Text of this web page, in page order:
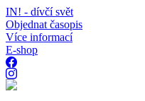
IN! - dívčí svět
Objednat časopis
Více informací
E-shop